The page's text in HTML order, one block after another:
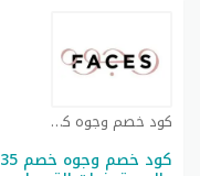
كود خصم وجوه كوبون